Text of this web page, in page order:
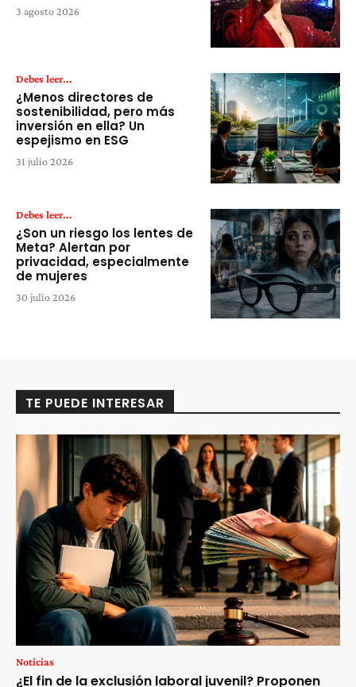
3 agosto 2026
Debes leer...
¿Menos directores de
sostenibilidad, pero más
inversión en ella? Un
espejismo en ESG
31 julio 2026
Debes leer...
¿Son un riesgo los lentes de
Meta? Alertan por
privacidad, especialmente
de mujeres
30 julio 2026
TE PUEDE INTERESAR
Noticias
¿El fin de la exclusión laboral juvenil? Proponen